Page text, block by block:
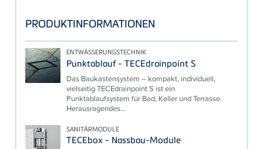
PRODUKTINFORMATIONEN
ENTWÄSSERUNGSTECHNIK
Punktablauf - TECEdrainpoint S
Das Baukastensystem – kompakt, individuell,
vielseitig TECEdrainpoint S ist ein
Punktablaufsystem für Bad, Keller und Terrasse.
Herausragendes...
SANITÄRMODULE
TECEbox - Nassbau-Module